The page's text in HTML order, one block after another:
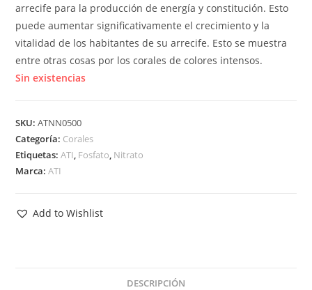
arrecife para la producción de energía y constitución. Esto
puede aumentar significativamente el crecimiento y la
vitalidad de los habitantes de su arrecife. Esto se muestra
entre otras cosas por los corales de colores intensos.
Sin existencias
SKU:ATNN0500
Categoría: Corales
Etiquetas:ATI, Fosfato, Nitrato
Marca:ATI
Add to Wishlist
DESCRIPCIÓN